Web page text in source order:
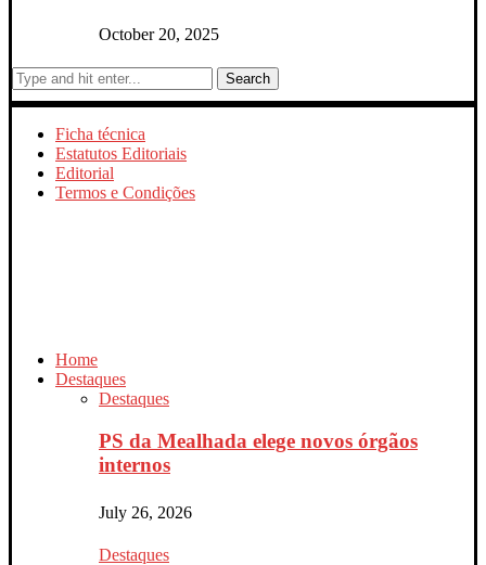
October 20, 2025
Search
Ficha técnica
Estatutos Editoriais
Editorial
Termos e Condições
Home
Destaques
Destaques
PS da Mealhada elege novos órgãos
internos
July 26, 2026
Destaques